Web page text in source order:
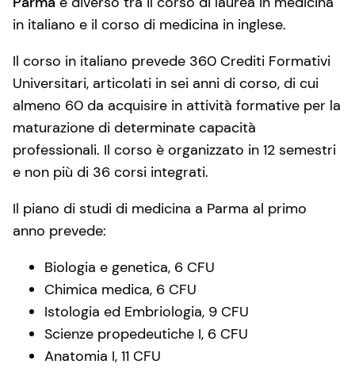
in italiano e il corso di medicina in inglese.
Il corso in italiano prevede 360 Crediti Formativi
Universitari, articolati in sei anni di corso, di cui
almeno 60 da acquisire in attività formative per la
maturazione di determinate capacità
professionali. Il corso è organizzato in 12 semestri
e non più di 36 corsi integrati.
Il piano di studi di medicina a Parma al primo
anno prevede:
Biologia e genetica, 6 CFU
Chimica medica, 6 CFU
Istologia ed Embriologia, 9 CFU
Scienze propedeutiche I, 6 CFU
Anatomia I, 11 CFU